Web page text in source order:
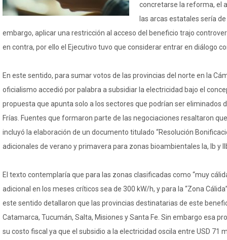
concretarse la reforma, el
las arcas estatales sería
embargo, aplicar una restricción al acceso del beneficio trajo
en contra, por ello el Ejecutivo tuvo que considerar entrar en diálogo
En este sentido, para sumar votos de las provincias del norte en la
oficialismo accedió por palabra a subsidiar la electricidad bajo el
propuesta que apunta solo a los sectores que podrían ser eliminados
Frías. Fuentes que formaron parte de las negociaciones resaltaron
incluyó la elaboración de un documento titulado “Resolución
adicionales de verano y primavera para zonas bioambientales Ia, Ib y
El texto contemplaría que para las zonas clasificadas como “muy
adicional en los meses críticos sea de 300 kW/h, y para la “Zona
este sentido detallaron que las provincias destinatarias de este
Catamarca, Tucumán, Salta, Misiones y Santa Fe. Sin embargo esa
su costo fiscal ya que el subsidio a la electricidad oscila entre USD 71